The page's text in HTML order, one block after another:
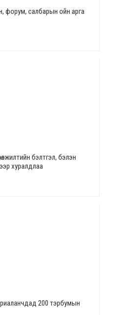
форум, салбарын ойн арга
бэлтгэл, бэлэн
хуралдлаа
200 тэрбумын